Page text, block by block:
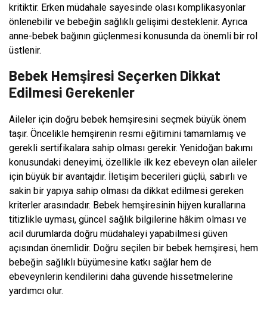
kritiktir. Erken müdahale sayesinde olası komplikasyonlar
önlenebilir ve bebeğin sağlıklı gelişimi desteklenir. Ayrıca
anne-bebek bağının güçlenmesi konusunda da önemli bir rol
üstlenir.
Bebek Hemşiresi Seçerken Dikkat
Edilmesi Gerekenler
Aileler için doğru bebek hemşiresini seçmek büyük önem
taşır. Öncelikle hemşirenin resmi eğitimini tamamlamış ve
gerekli sertifikalara sahip olması gerekir. Yenidoğan bakımı
konusundaki deneyimi, özellikle ilk kez ebeveyn olan aileler
için büyük bir avantajdır. İletişim becerileri güçlü, sabırlı ve
sakin bir yapıya sahip olması da dikkat edilmesi gereken
kriterler arasındadır. Bebek hemşiresinin hijyen kurallarına
titizlikle uyması, güncel sağlık bilgilerine hâkim olması ve
acil durumlarda doğru müdahaleyi yapabilmesi güven
açısından önemlidir. Doğru seçilen bir bebek hemşiresi, hem
bebeğin sağlıklı büyümesine katkı sağlar hem de
ebeveynlerin kendilerini daha güvende hissetmelerine
yardımcı olur.